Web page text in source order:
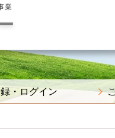
業
・ログイン